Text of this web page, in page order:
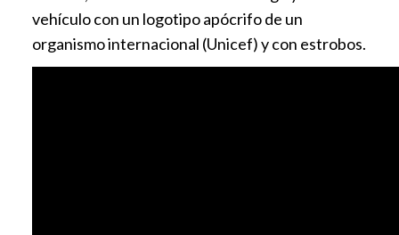
vehículo con un logotipo apócrifo de un
organismo internacional (Unicef) y con estrobos.